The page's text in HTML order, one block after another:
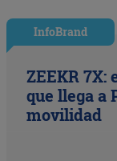
InfoBrand
ZEEKR
que llega a
movilidad